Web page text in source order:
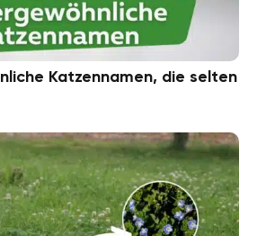
Katzennamen, die selten